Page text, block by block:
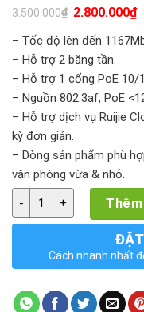
3.500.000₫ Original
was:
3.500.000₫.
2.800.000₫
– Tốc độ lên đến
– Hỗ trợ 2 băng tần.
– Hỗ trợ 1 cổng PoE 10/
– Nguồn 802.3af, PoE
– Hỗ trợ dịch vụ Ruijie
kỳ đơn giản.
– Dòng sản phẩm phù
văn phòng vừa & nhỏ.
Thiết bị phát sóng wifi
Cách nhanh nhất